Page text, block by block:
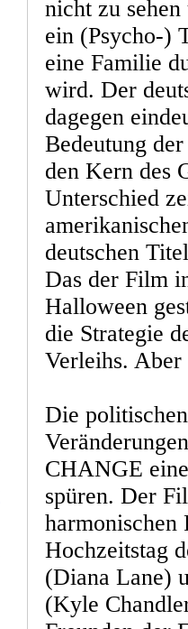
nicht zu
ein (Psycho-)
eine Familie
wird. Der
dagegen
Bedeutung
den Kern des
Unterschied
deutschen
Das der Film
Halloween
die Strategie
Verleihs.
Die
CHANGE
spüren. Der
harmonischen
Hochzeitstag
(Diana Lane)
(Kyle